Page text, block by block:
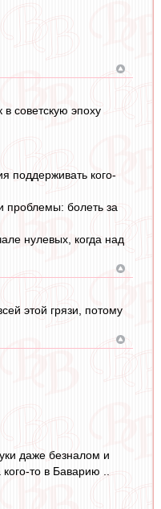
советскую эпоху
поддерживать кого-
проблемы: болеть за
нулевых, когда над
этой грязи, потому
даже безналом и
то в Баварию ..